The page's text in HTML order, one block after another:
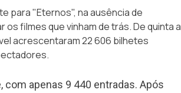
para "Eternos", na ausência de
filmes que vinham de trás. De quinta a
acrescentaram 22 606 bilhetes
com apenas 9 440 entradas. Após